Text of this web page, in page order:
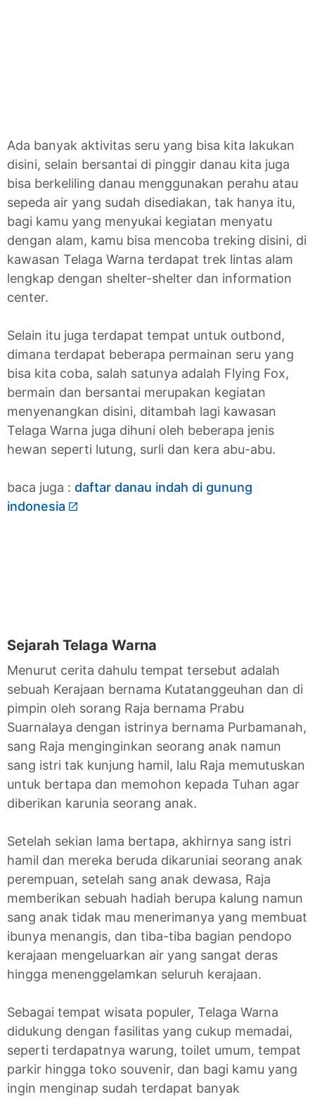
Ada banyak aktivitas seru yang bisa kita lakukan
disini, selain bersantai di pinggir danau kita juga
bisa berkeliling danau menggunakan perahu atau
sepeda air yang sudah disediakan, tak hanya itu,
bagi kamu yang menyukai kegiatan menyatu
dengan alam, kamu bisa mencoba treking disini, di
kawasan Telaga Warna terdapat trek lintas alam
lengkap dengan shelter-shelter dan information
center.
Selain itu juga terdapat tempat untuk outbond,
dimana terdapat beberapa permainan seru yang
bisa kita coba, salah satunya adalah Flying Fox,
bermain dan bersantai merupakan kegiatan
menyenangkan disini, ditambah lagi kawasan
Telaga Warna juga dihuni oleh beberapa jenis
hewan seperti lutung, surli dan kera abu-abu.
baca juga : daftar danau indah di gunung
indonesia
Sejarah Telaga Warna
Menurut cerita dahulu tempat tersebut adalah
sebuah Kerajaan bernama Kutatanggeuhan dan di
pimpin oleh sorang Raja bernama Prabu
Suarnalaya dengan istrinya bernama Purbamanah,
sang Raja menginginkan seorang anak namun
sang istri tak kunjung hamil, lalu Raja memutuskan
untuk bertapa dan memohon kepada Tuhan agar
diberikan karunia seorang anak.
Setelah sekian lama bertapa, akhirnya sang istri
hamil dan mereka beruda dikaruniai seorang anak
perempuan, setelah sang anak dewasa, Raja
memberikan sebuah hadiah berupa kalung namun
sang anak tidak mau menerimanya yang membuat
ibunya menangis, dan tiba-tiba bagian pendopo
kerajaan mengeluarkan air yang sangat deras
hingga menenggelamkan seluruh kerajaan.
Sebagai tempat wisata populer, Telaga Warna
didukung dengan fasilitas yang cukup memadai,
seperti terdapatnya warung, toilet umum, tempat
parkir hingga toko souvenir, dan bagi kamu yang
ingin menginap sudah terdapat banyak